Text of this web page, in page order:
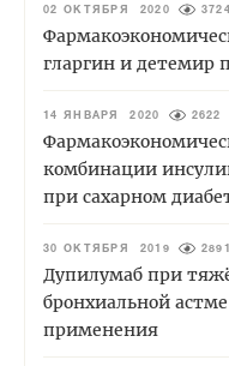
02 ОКТЯБРЯ 2020 3724
гларгин и детемир
14 ЯНВАРЯ 2020 2622
комбинации
при сахарном
30 ОКТЯБРЯ 2019 2891
Дупилумаб при
бронхиальной
применения